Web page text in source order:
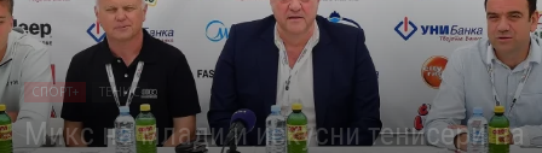
СПОРТ+ ТЕНИС
Микс на млади и искусни тенисери на